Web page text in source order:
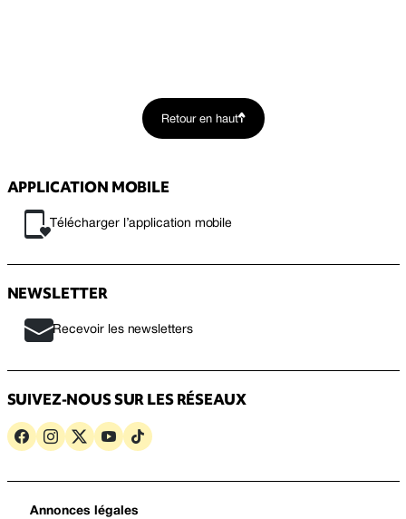
Retour en haut
APPLICATION MOBILE
Télécharger l’application mobile
NEWSLETTER
Recevoir les newsletters
SUIVEZ-NOUS SUR LES RÉSEAUX
Annonces légales